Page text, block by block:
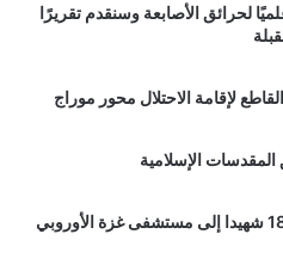
لحرائق الأصابعة وسنقدم تقريرًا
لإقامة الاحتلال محور موراج
المقدسات الإسلامية
الاحتلال يواصل جرائمه.. وصول 18 شهيدا إلى مستشفى غزة الأوروبي